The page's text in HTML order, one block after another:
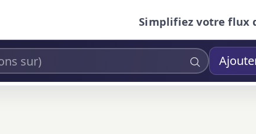
Simplifiez votre flux